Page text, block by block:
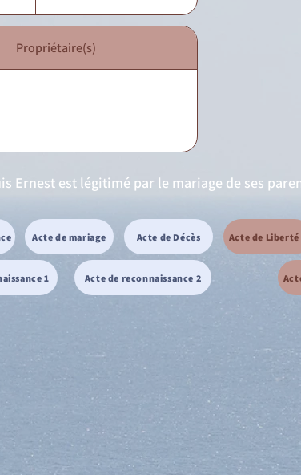
Propriétaire(s)
Ernest est légitimé par le mariage de ses
Acte de mariage Acte de Décès
1 Acte de reconnaissance 2
Acte de Liberté